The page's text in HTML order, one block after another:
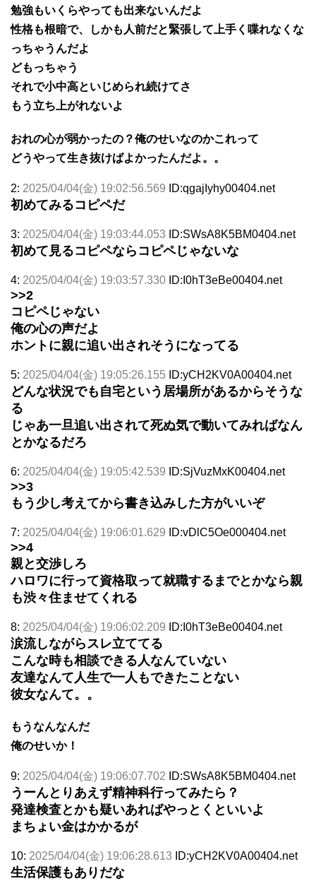
勉強もいくらやっても出来ないんだよ
性格も根暗で、しかも人前だと緊張して上手く喋れなくな
っちゃうんだよ
どもっちゃう
それで小中高といじめられ続けてさ
もう立ち上がれないよ
おれの心が弱かったの？俺のせいなのかこれって
どうやって生き抜けばよかったんだよ。。
2: 2025/04/04(金) 19:02:56.569 ID:qgajIyhy00404.net
初めてみるコピペだ
3: 2025/04/04(金) 19:03:44.053 ID:SWsA8K5BM0404.net
初めて見るコピペならコピペじゃないな
4: 2025/04/04(金) 19:03:57.330 ID:I0hT3eBe00404.net
>>2
コピペじゃない
俺の心の声だよ
ホントに親に追い出されそうになってる
5: 2025/04/04(金) 19:05:26.155 ID:yCH2KV0A00404.net
どんな状況でも自宅という居場所があるからそうな
る
じゃあ一旦追い出されて死ぬ気で動いてみればなん
とかなるだろ
6: 2025/04/04(金) 19:05:42.539 ID:SjVuzMxK00404.net
>>3
もう少し考えてから書き込みした方がいいぞ
7: 2025/04/04(金) 19:06:01.629 ID:vDlC5Oe000404.net
>>4
親と交渉しろ
ハロワに行って資格取って就職するまでとかなら親
も渋々住ませてくれる
8: 2025/04/04(金) 19:06:02.209 ID:I0hT3eBe00404.net
涙流しながらスレ立ててる
こんな時も相談できる人なんていない
友達なんて人生で一人もできたことない
彼女なんて。。
もうなんなんだ
俺のせいか！
9: 2025/04/04(金) 19:06:07.702 ID:SWsA8K5BM0404.net
うーんとりあえず精神科行ってみたら？
発達検査とかも疑いあればやっとくといいよ
まちょい金はかかるが
10: 2025/04/04(金) 19:06:28.613 ID:yCH2KV0A00404.net
生活保護もありだな